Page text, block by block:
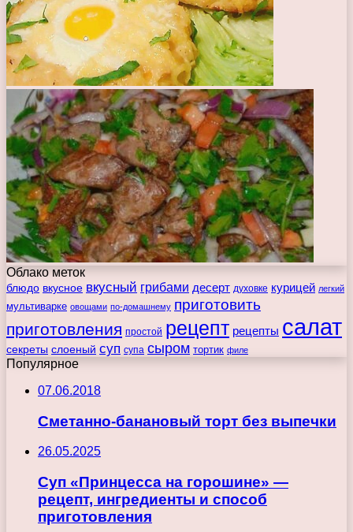
Облако меток
блюдо вкусное вкусный грибами десерт духовке курицей легкий
мультиварке овощами по-домашнему приготовить
приготовления простой рецепт рецепты салат
секреты слоеный суп супа сыром тортик филе
Популярное
07.06.2018
Сметанно-банановый торт без выпечки
26.05.2025
Суп «Принцесса на горошине» —
рецепт, ингредиенты и способ
приготовления